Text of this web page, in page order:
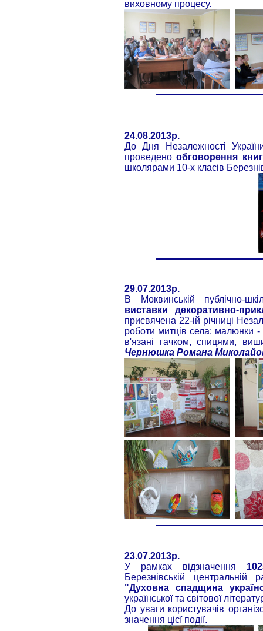
виховному процесу.
24.08.2013р.
До Дня Незалежності
проведенообговорення
школярами 10-х класів
29.07.2013р.
В Моквинській публічно-
виставки декоративно-
присвячена 22-ій річниці
роботи митців села: малюнки -
в'язані гачком, спицями,
Чернюшка Романа
23.07.2013р.
У рамках відзначення
Березнівській центральній
"Духовна спадщина
української та світової
До уваги користувачів
значення цієї події.